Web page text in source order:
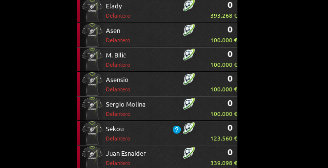
Elady
Delantero
0
393.268 €
Asen
Delantero
0
100.000 €
M. Bilić
Delantero
0
100.000 €
Asensio
Delantero
0
100.000 €
Sergio Molina
Delantero
0
100.000 €
Sekou
Delantero
0
123.560 €
Juan Esnaider
Delantero
0
339.098 €